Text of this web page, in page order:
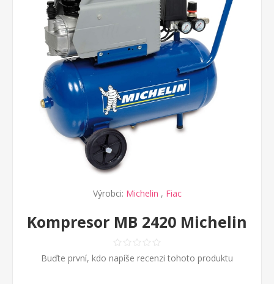
Výrobci: Michelin , Fiac
Kompresor MB 2420 Michelin
Buďte první, kdo napíše recenzi tohoto produktu